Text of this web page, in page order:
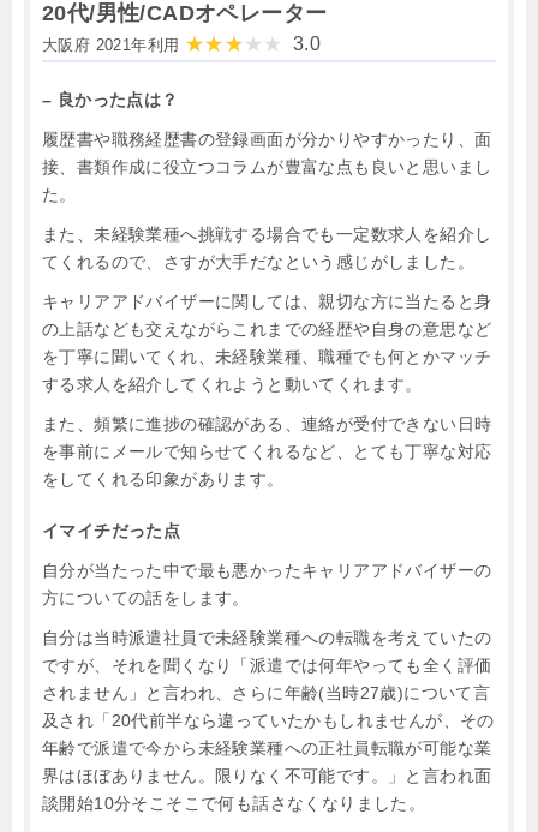
20代/男性/CADオペレーター
大阪府 2021年利用 3.0
– 良かった点は？
履歴書や職務経歴書の登録画面が分かりやすかったり、面
接、書類作成に役立つコラムが豊富な点も良いと思いまし
た。
また、未経験業種へ挑戦する場合でも一定数求人を紹介し
てくれるので、さすが大手だなという感じがしました。
キャリアアドバイザーに関しては、親切な方に当たると身
の上話なども交えながらこれまでの経歴や自身の意思など
を丁寧に聞いてくれ、未経験業種、職種でも何とかマッチ
する求人を紹介してくれようと動いてくれます。
また、頻繁に進捗の確認がある、連絡が受付できない日時
を事前にメールで知らせてくれるなど、とても丁寧な対応
をしてくれる印象があります。
イマイチだった点
自分が当たった中で最も悪かったキャリアアドバイザーの
方についての話をします。
自分は当時派遣社員で未経験業種への転職を考えていたの
ですが、それを聞くなり「派遣では何年やっても全く評価
されません」と言われ、さらに年齢(当時27歳)について言
及され「20代前半なら違っていたかもしれませんが、その
年齢で派遣で今から未経験業種への正社員転職が可能な業
界はほぼありません。限りなく不可能です。」と言われ面
談開始10分そこそこで何も話さなくなりました。